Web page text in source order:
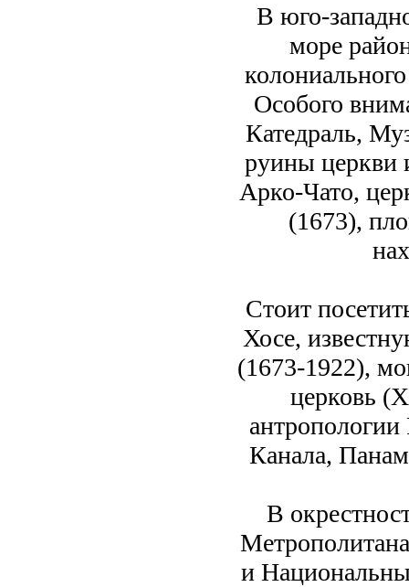
В юго-
море
Особого
Катедраль,
руины церкви
Арко-Чато,
(1673),
Стоит
Хосе,
(1673-1922),
церковь
Канала,
В
и